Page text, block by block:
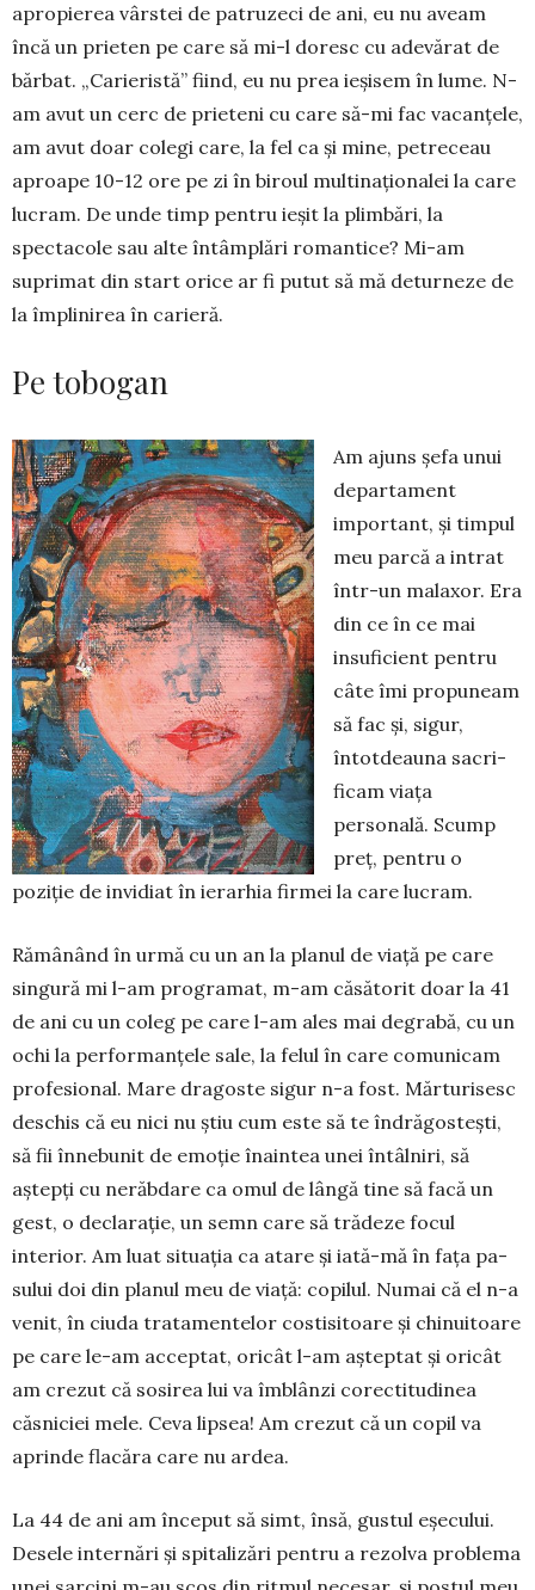
apro­pierea vârstei de patruzeci de ani, eu nu aveam
încă un prieten pe care să mi-l doresc cu adevărat de
băr­bat. „Carieristă” fiind, eu nu prea ieșisem în lume. N-
am avut un cerc de prieteni cu care să-mi fac va­canțele,
am avut doar colegi care, la fel ca și mine, petreceau
aproape 10-12 ore pe zi în biroul multi­na­ționalei la care
lucram. De unde timp pentru ieșit la plimbări, la
spectacole sau alte întâmplări ro­mantice? Mi-am
suprimat din start orice ar fi putut să mă de­turneze de
la împlinirea în carieră.
Pe tobogan
Am ajuns șefa unui
departament
important, și timpul
meu parcă a intrat
într-un malaxor. Era
din ce în ce mai
insuficient pentru
câte îmi propuneam
să fac și, sigur,
întot­deauna sa­cri­
ficam viața
personală. Scump
preț, pentru o
poziție de invidiat în ierarhia firmei la care lu­cram.
Rămânând în urmă cu un an la planul de viață pe care
singură mi l-am programat, m-am căsătorit doar la 41
de ani cu un coleg pe care l-am ales mai degrabă, cu un
ochi la perfor­manțele sale, la felul în care comunicam
profe­sional. Mare dragoste sigur n-a fost. Mărturisesc
deschis că eu nici nu știu cum este să te îndrăgostești,
să fii înnebunit de emoție înaintea unei întâlniri, să
aștepți cu nerăbdare ca omul de lângă ti­ne să facă un
gest, o declarație, un semn care să trădeze fo­cul
interior. Am luat si­tuația ca atare și iată-mă în fața pa­
sului doi din planul meu de viață: copi­lul. Numai că el n-a
venit, în ciuda tra­tamentelor cos­tisi­toare și chinuitoare
pe care le-am ac­cep­tat, ori­cât l-am aș­tep­tat și oricât
am crezut că sosirea lui va îmblânzi corec­ti­tu­di­nea
căsniciei mele. Ceva lipsea! Am cre­zut că un copil va
aprinde flacăra ca­re nu ardea.
La 44 de ani am început să simt, însă, gustul eșe­cului.
Desele internări și spitalizări pentru a re­zolva problema